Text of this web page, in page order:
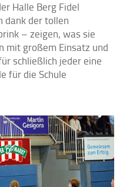
Halle Berg Fidel
dank der tollen
– zeigen, was sie
mit großem Einsatz und
schließlich jeder eine
für die Schule